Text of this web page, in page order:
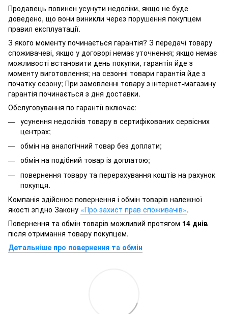
Продавець повинен усунути недоліки, якщо не буде
доведено, що вони виникли через порушення покупцем
правил експлуатації.
З якого моменту починається гарантія? З передачі товару
споживачеві, якщо у договорі немає уточнення; якщо немає
можливості встановити день покупки, гарантія йде з
моменту виготовлення; на сезонні товари гарантія йде з
початку сезону; При замовленні товару з інтернет-магазину
гарантія починається з дня доставки.
Обслуговування по гарантії включає:
усунення недоліків товару в сертифікованих сервісних
центрах;
обмін на аналогічний товар без доплати;
обмін на подібний товар із доплатою;
повернення товару та перерахування коштів на рахунок
покупця.
Компанія здійснює повернення і обмін товарів належної
якості згідно Закону «Про захист прав споживачів».
Повернення та обмін товарів можливий протягом 14 днів
після отримання товару покупцем.
Детальніше про повернення та обмін